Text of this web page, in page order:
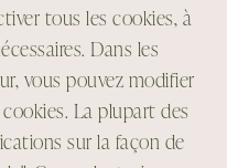
tous les cookies, à
Dans les
vous pouvez modifier
La plupart des
sur la façon de